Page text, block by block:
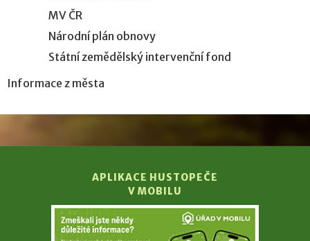
MV ČR
Národní plán obnovy
Státní zemědělský intervenční fond
Informace z města
APLIKACE HUSTOPEČE
V MOBILU